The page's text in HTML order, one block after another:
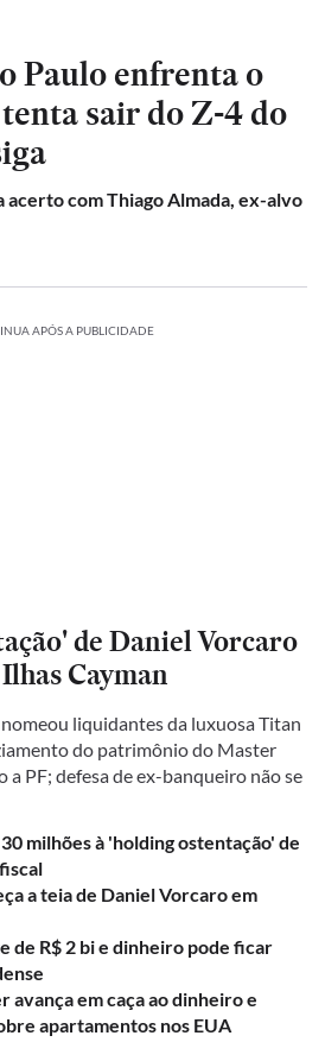
Paulo enfrenta o
sair do Z-4 do
com Thiago Almada, ex-alvo
APÓS A PUBLICIDADE
de Daniel Vorcaro
Cayman
liquidantes da luxuosa Titan
do patrimônio do Master
a PF; defesa de ex-banqueiro não se
milhões à 'holding ostentação' de
a teia de Daniel Vorcaro em
de R$ 2 bi e dinheiro pode ficar
avança em caça ao dinheiro e
apartamentos nos EUA